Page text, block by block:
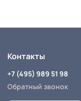
Контакты
+7 (495) 989 51 98
Обратный звонок